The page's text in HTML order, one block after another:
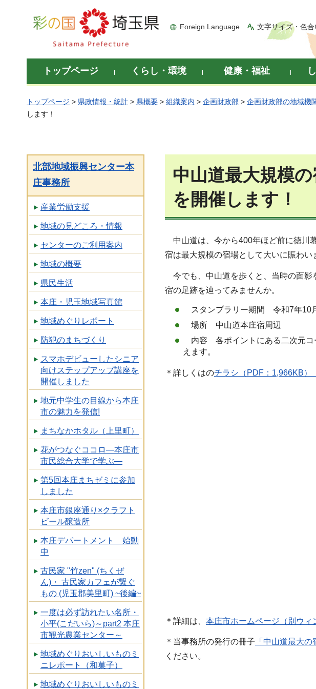
彩の国 埼玉県
Foreign Language 文字サイズ・色合
トップページ くらし・環境 健康・福祉
トップページ > 県政情報・統計 > 県概要 > 組織案内 > 企画財政部 > 企画財政部の地域機
します！
北部地域振興センター本
庄事務所
産業労働支援
地域の見どころ・情報
センターのご利用案内
地域の概要
県民生活
本庄・児玉地域写真館
地域めぐりレポート
防犯のまちづくり
スマホデビューしたシニア
向けステップアップ講座を
開催しました
地元中学生の目線から本庄
市の魅力を発信!
まちなかホタル（上里町）
花がつなぐココロ―本庄市
市民総合大学で学ぶ―
第5回本庄まちゼミに参加
しました
本庄市銀座通り×クラフト
ビール醸造所
本庄デパートメント 始動
中
古民家 "竹zen" (ちくぜ
ん)・ 古民家カフェが繋ぐ
もの (児玉郡美里町) ~後編~
一度は必ず訪れたい名所・
小平(こだいら)～part2 本庄
市観光農業センター～
地域めぐりおいしいものミ
ニレポート（和菓子）
地域めぐりおいしいものミ
中山道最大規模
を開催します！
中山道は、今から400年ほど前に徳川
宿は最大規模の宿場として大いに賑わい
今でも、中山道を歩くと、当時の面影
宿の足跡を辿ってみませんか。
スタンプラリー期間 令和7年10
場所 中山道本庄宿周辺
内容 各ポイントにある二次元コ
えます。
＊詳しくはのチラシ（PDF：1,966KB）
＊詳細は、 本庄市ホームページ（別ウィ
＊当事務所の発行の冊子 「中山道最大
ください。